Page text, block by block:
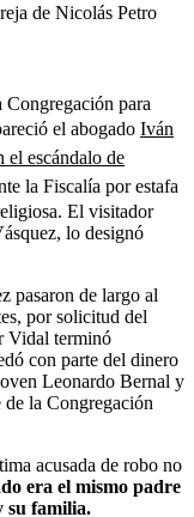
de Nicolás Petro
para
el abogado Iván
el escándalo de
la Fiscalía por estafa
El visitador
lo designó
pasaron de largo al
por solicitud del
Vidal terminó
con parte del dinero
Leonardo Bernal y
la Congregación
acusada de robo no
era el mismo padre
su familia.